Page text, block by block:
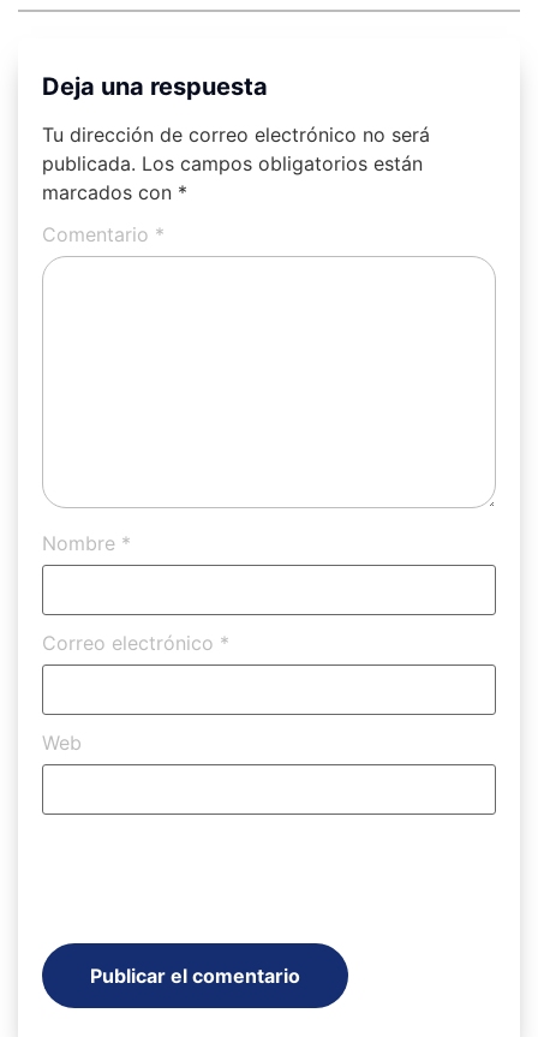
Deja una respuesta
Tu dirección de correo electrónico no será
publicada. Los campos obligatorios están
marcados con *
Comentario *
Nombre *
Correo electrónico *
Web